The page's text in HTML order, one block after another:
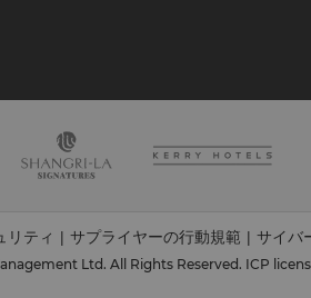
リティ サプライヤーの行動規範 サイバ
Ltd. All Rights Reserved. ICP